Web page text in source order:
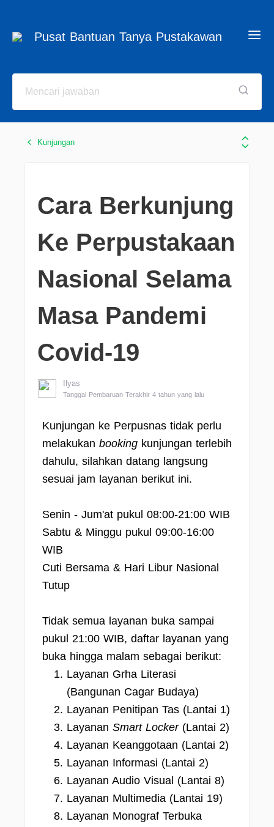
Pusat Bantuan Tanya Pustakawan
Kunjungan
Cara Berkunjung
Ke Perpustakaan
Nasional Selama
Masa Pandemi
Covid-19
Ilyas
Tanggal Pembaruan Terakhir 4 tahun yang lalu
Kunjungan ke Perpusnas tidak perlu
melakukan booking kunjungan terlebih
dahulu, silahkan datang langsung
sesuai jam layanan berikut ini.
Senin - Jum'at pukul 08:00-21:00 WIB
Sabtu & Minggu pukul 09:00-16:00
WIB
Cuti Bersama & Hari Libur Nasional
Tutup
Tidak semua layanan buka sampai
pukul 21:00 WIB, daftar layanan yang
buka hingga malam sebagai berikut:
Layanan Grha Literasi
(Bangunan Cagar Budaya)
Layanan Penitipan Tas (Lantai 1)
Layanan Smart Locker (Lantai 2)
Layanan Keanggotaan (Lantai 2)
Layanan Informasi (Lantai 2)
Layanan Audio Visual (Lantai 8)
Layanan Multimedia (Lantai 19)
Layanan Monograf Terbuka